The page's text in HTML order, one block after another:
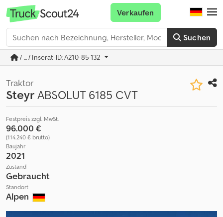
Suchen
Verkaufen
/ ... / Inserat-ID: A210-85-132
Traktor
SteyrABSOLUT 6185 CVT
Festpreis zzgl. MwSt.
96.000 €
(114.240 € brutto)
Baujahr
2021
Zustand
Gebraucht
Standort
Alpen